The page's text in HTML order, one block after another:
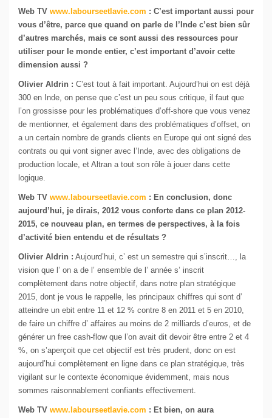
Web TV www.labourseetlavie.com : C’est important aussi pour
vous d’être, parce que quand on parle de l’Inde c’est bien sûr
d’autres marchés, mais ce sont aussi des ressources pour
utiliser pour le monde entier, c’est important d’avoir cette
dimension aussi ?
Olivier Aldrin : C’est tout à fait important. Aujourd’hui on est déjà
300 en Inde, on pense que c’est un peu sous critique, il faut que
l’on grossisse pour les problématiques d’off-shore que vous venez
de mentionner, et également dans des problématiques d’offset, on
a un certain nombre de grands clients en Europe qui ont signé des
contrats ou qui vont signer avec l’Inde, avec des obligations de
production locale, et Altran a tout son rôle à jouer dans cette
logique.
Web TV www.labourseetlavie.com : En conclusion, donc
aujourd’hui, je dirais, 2012 vous conforte dans ce plan 2012-
2015, ce nouveau plan, en termes de perspectives, à la fois
d’activité bien entendu et de résultats ?
Olivier Aldrin : Aujourd’hui, c’ est un semestre qui s’inscrit…, la
vision que l’ on a de l’ ensemble de l’ année s’ inscrit
complètement dans notre objectif, dans notre plan stratégique
2015, dont je vous le rappelle, les principaux chiffres qui sont d’
atteindre un ebit entre 11 et 12 % contre 8 en 2011 et 5 en 2010,
de faire un chiffre d’ affaires au moins de 2 milliards d’euros, et de
générer un free cash-flow que l’on avait dit devoir être entre 2 et 4
%, on s’aperçoit que cet objectif est très prudent, donc on est
aujourd’hui complètement en ligne dans ce plan stratégique, très
vigilant sur le contexte économique évidemment, mais nous
sommes raisonnablement confiants effectivement.
Web TV www.labourseetlavie.com : Et bien, on aura